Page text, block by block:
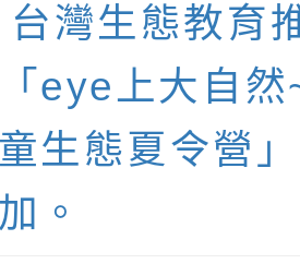
查照。
」海報電子檔
鼓勵所屬同仁
）、學校、民
請查照
所得重審後實
，公立學校退
用
團法人台灣優
會辦理115年
豬肉生產流程
查照。
台灣生態教育
eye上大自
生態夏令營
。